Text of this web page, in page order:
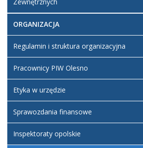
ORGANIZACJA
Regulamin i struktura organizacyjna
Pracownicy PIW Olesno
Etyka w urzędzie
Sprawozdania finansowe
Inspektoraty opolskie